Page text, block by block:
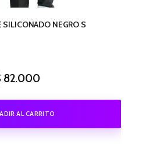
SILICONADO NEGRO S
82.000
AL CARRITO